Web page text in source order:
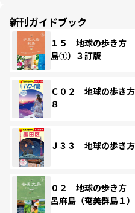
新刊ガイドブック
１５ 地球の歩き方
島①）３訂版
Ｃ０２ 地球の歩き
８
Ｊ３３ 地球の歩き
０２ 地球の歩き
呂麻島（奄美群島１